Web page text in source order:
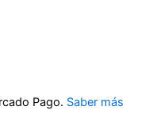
Pago. Saber más